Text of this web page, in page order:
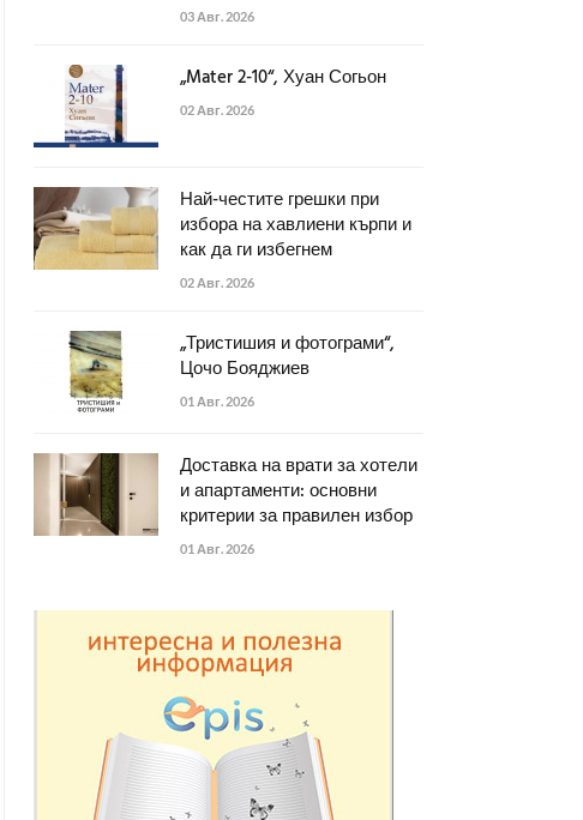
03 Авг. 2026
„Mater 2-10“, Хуан Согьон
02 Авг. 2026
Най-честите грешки при
избора на хавлиени кърпи и
как да ги избегнем
02 Авг. 2026
„Тристишия и фотограми“,
Цочо Бояджиев
01 Авг. 2026
Доставка на врати за хотели
и апартаменти: основни
критерии за правилен избор
01 Авг. 2026